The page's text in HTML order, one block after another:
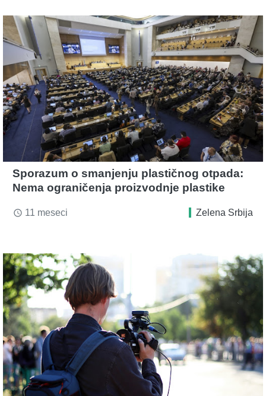
Sporazum o smanjenju plastičnog otpada:
Nema ograničenja proizvodnje plastike
access_time 11 meseci Zelena Srbija